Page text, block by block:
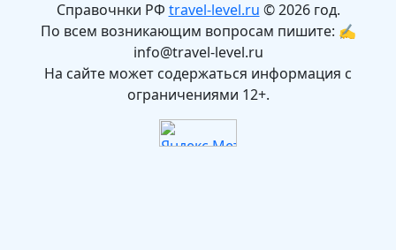
Справочнки РФ travel-level.ru © 2026 год.
По всем возникающим вопросам пишите: ✍
info@travel-level.ru
На сайте может содержаться информация с
ограничениями 12+.